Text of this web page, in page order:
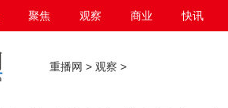
聚焦 观察 商业 快讯
重播网 > 观察 >